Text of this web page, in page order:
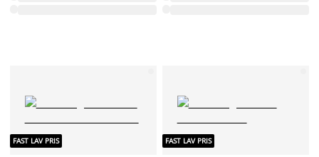
FAST LAV PRIS FAST LAV PRIS